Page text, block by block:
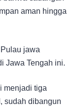
aman hingga
jawa
Jawa Tengah ini.
menjadi tiga
sudah dibangun